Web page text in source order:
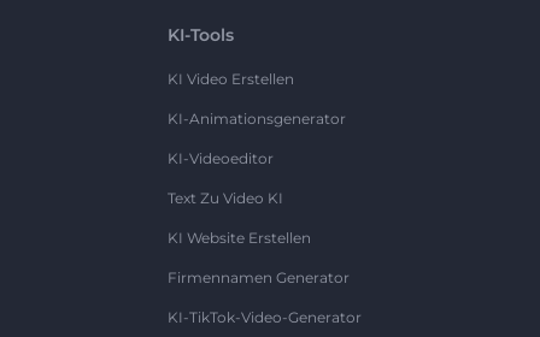
KI-Tools
KI Video Erstellen
KI-Animationsgenerator
KI-Videoeditor
Text Zu Video KI
KI Website Erstellen
Firmennamen Generator
KI-TikTok-Video-Generator